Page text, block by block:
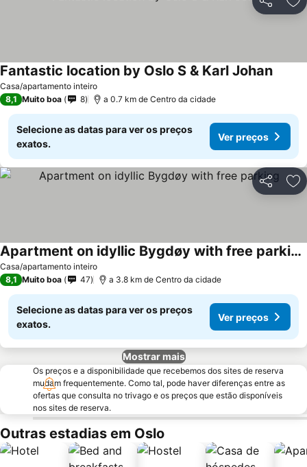
Partilhar
Casa/apartamento inteiro
Fantastic location by Oslo S & Karl Johan
8,1 Muito boa 8 a 0.7 km de Centro da cidade
Selecione as datas para ver os preços
exatos.
Ver preços
Partilhar
Casa/apartamento inteiro
Apartment on idyllic Bygdøy with free parking
8,1 Muito boa 47 a 3.8 km de Centro da cidade
Selecione as datas para ver os preços
exatos.
Ver preços
Mostrar mais
Os preços e a disponibilidade que recebemos dos sites de reserva
mudam frequentemente. Como tal, pode haver diferenças entre as
ofertas que consulta no trivago e os preços que estão disponíveis
nos sites de reserva.
Outras estadias em Oslo